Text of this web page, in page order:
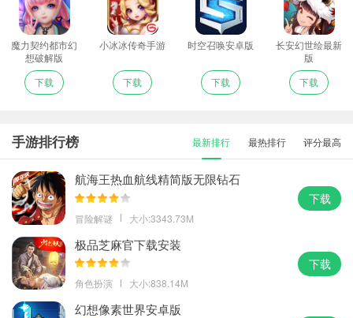
魔力契约都市幻
想破解版
下载
小冰冰传奇手游
下载
时空召唤安卓版
下载
长安幻世绘最新
版
下载
手游排行榜 最新排行 最热排行 评分最高
航海王热血航线精简版无限钻石
冒险解谜 大小:3343.73M
下载
极品芝麻官下载安装
角色扮演 大小:838.14M
下载
幻想像素世界安卓版